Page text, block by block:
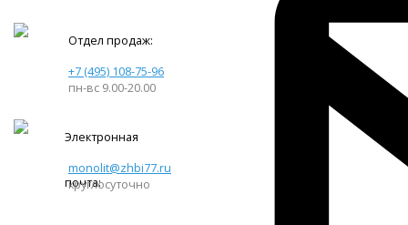
Отдел продаж:
+7 (495) 108-75-96
пн-вс 9.00-20.00
Электронная
почта:
monolit@zhbi77.ru
круглосуточно